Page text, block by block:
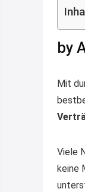
by
Mit
Viele
keine